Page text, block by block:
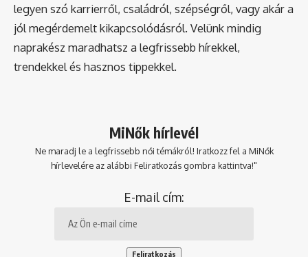
legyen szó karrierről, családról, szépségről, vagy akár a
jól megérdemelt kikapcsolódásról. Velünk mindig
naprakész maradhatsz a legfrissebb hírekkel,
trendekkel és hasznos tippekkel.
MiNők hírlevél
Ne maradj le a legfrissebb női témákról! Iratkozz fel a MiNők
hírlevelére az alábbi Feliratkozás gombra kattintva!"
E-mail cím: